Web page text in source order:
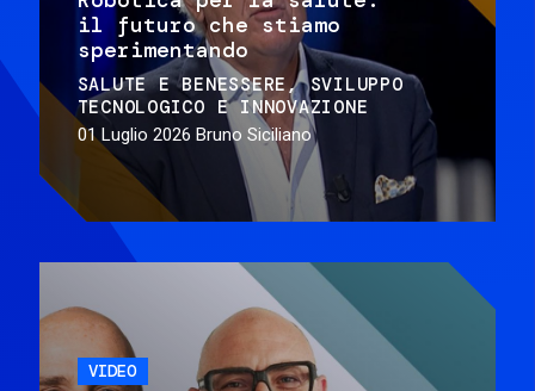
il futuro che stiamo
sperimentando
SALUTE E BENESSERE
SVILUPPO
TECNOLOGICO E INNOVAZIONE
01 Luglio 2026 Bruno Siciliano
VIDEO